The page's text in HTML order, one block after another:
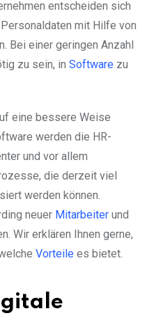
entscheiden sich
mit Hilfe von
Bei einer geringen Anzahl
zu sein, in Software zu
eine bessere Weise
werden die HR-
und vor allem
die derzeit viel
werden können.
neuer Mitarbeiter und
Wir erklären Ihnen gerne,
Vorteile es bietet.